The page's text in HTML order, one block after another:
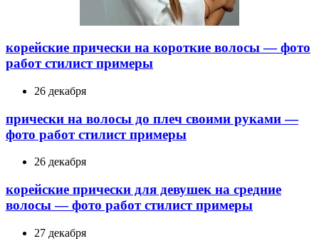
корейские прически на короткие волосы — фото
работ стилист примеры
26 декабря
прически на волосы до плеч своими руками —
фото работ стилист примеры
26 декабря
корейские прически для девушек на средние
волосы — фото работ стилист примеры
27 декабря